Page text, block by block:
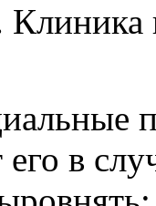
Клиника
в